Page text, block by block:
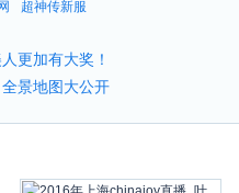
超神传新服
更加有大奖！
景地图大公开